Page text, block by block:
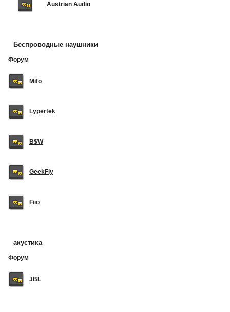
Austrian Audio
Беспроводные наушники
Форум
Mifo
Lypertek
B$W
GeekFly
Fiio
акустика
Форум
JBL